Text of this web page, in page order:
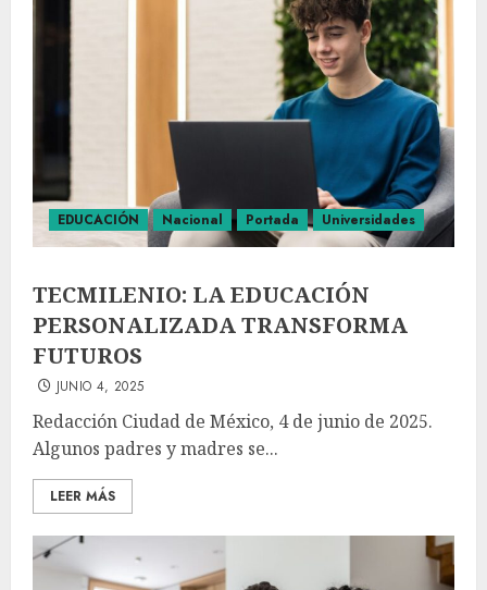
EDUCACIÓN Nacional Portada Universidades
TECMILENIO: LA EDUCACIÓN
PERSONALIZADA TRANSFORMA
FUTUROS
JUNIO 4, 2025
Redacción Ciudad de México, 4 de junio de 2025.
Algunos padres y madres se...
LEER MÁS